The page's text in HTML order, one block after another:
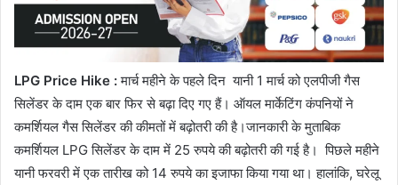
LPG Price Hike :मार्च महीने के पहले दिन यानी 1 मार्च को एलपीजी गैस
सिलेंडर के दाम एक बार फिर से बढ़ा दिए गए हैं। ऑयल मार्केटिंग कंपनियों ने
कमर्शियल गैस सिलेंडर की कीमतों में बढ़ोतरी की है।जानकारी के मुताबिक
कमर्शियल LPG सिलेंडर के दाम में 25 रुपये की बढ़ोतरी की गई है। पिछले महीने
यानी फरवरी में एक तारीख को 14 रुपये का इजाफा किया गया था। हालांकि, घरेलू